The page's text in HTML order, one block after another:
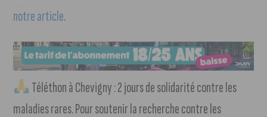
notre article.
Téléthon à Chevigny : 2 jours de solidarité contre les
maladies rares. Pour soutenir la recherche contre les